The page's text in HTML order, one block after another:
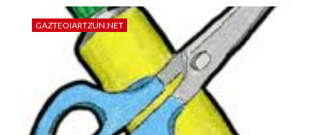
GAZTEOIARTZUN.NET